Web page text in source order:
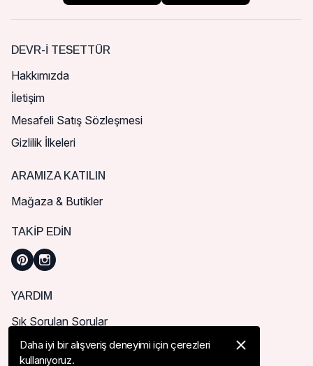
DEVR-I TESETTÜR
Hakkımızda
İletişim
Mesafeli Satış Sözleşmesi
Gizlilik İlkeleri
ARAMIZA KATILIN
Mağaza & Butikler
TAKIP EDIN
YARDIM
Sık Sorulan Sorular
Nasıl Sipariş Verebilirim?
Daha iyi bir alışveriş deneyimi için çerezleri
kullanıyoruz.